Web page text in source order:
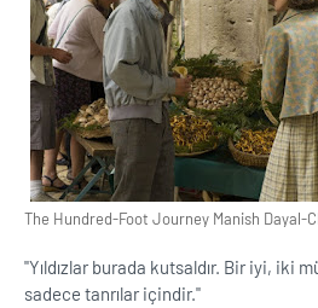
The Hundred-Foot Journey Manish Dayal-
''Yıldızlar burada kutsaldır. Bir iyi, iki
sadece tanrılar içindir.''